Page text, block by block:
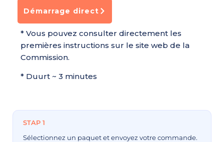
Démarrage direct
* Vous pouvez consulter directement les
premières instructions sur le site web de la
Commission.
* Duurt ~ 3 minutes
STAP 1
Sélectionnez un paquet et envoyez votre commande.